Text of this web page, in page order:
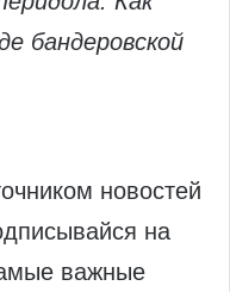
бандеровской
новостей
на
важные